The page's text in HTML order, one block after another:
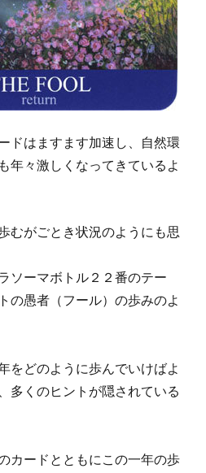
ドはますます加速し、自然環
年々激しくなってきているよ
むがごとき状況のようにも思
ソーマボトル２２番のテー
の愚者（フール）の歩みのよ
をどのように歩んでいけばよ
多くのヒントが隠されている
カードとともにこの一年の歩